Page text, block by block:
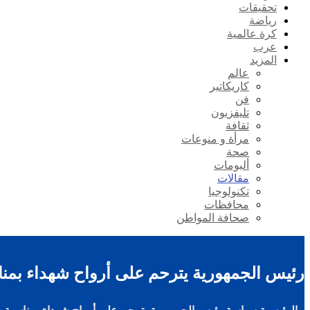
تحقيقات
رياضة
كرة عالمية
عرب
المزيد
عالم
كاريكاتير
فن
تليفزيون
ثقافة
مرأة و منوعات
صحة
ألبومات
مقالات
تكنولوجيا
محافظات
صحافة المواطن
رئيس الجمهورية يترحم على أرواح شهداء